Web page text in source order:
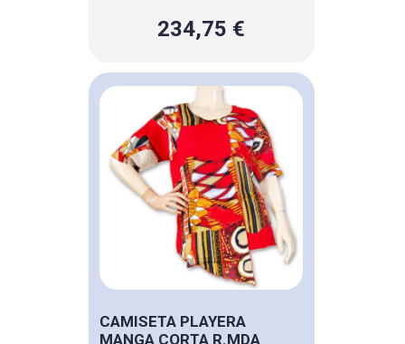
234,75 €
CAMISETA PLAYERA
MANGA CORTA R.MDA